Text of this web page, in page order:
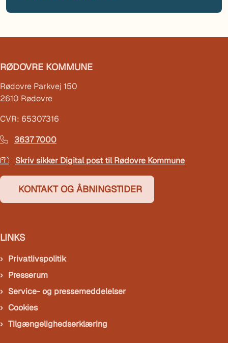
RØDOVRE KOMMUNE
Rødovre Parkvej 150
2610 Rødovre
CVR: 65307316
3637 7000
Skriv sikker Digital post til Rødovre Kommune
KONTAKT OG ÅBNINGSTIDER
LINKS
Privatlivspolitik
Presserum
Service- og pressemeddelelser
Cookies
Tilgængelighedserklæring